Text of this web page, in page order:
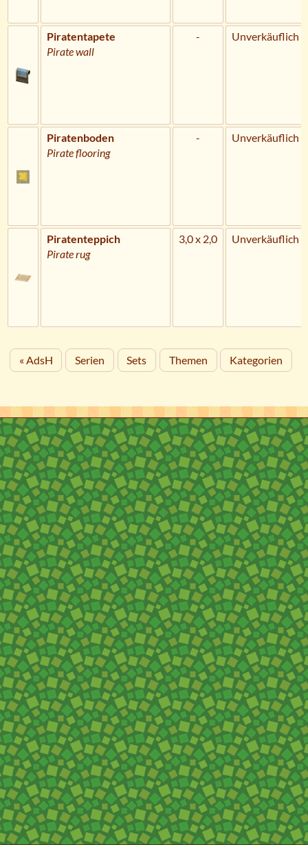
Piratentapete
Pirate wall
- Unverkäuflich
Piratenboden
Pirate flooring
- Unverkäuflich
Piratenteppich
Pirate rug
3,0 x 2,0 Unverkäuflich
« AdsH Serien Sets Themen Kategorien